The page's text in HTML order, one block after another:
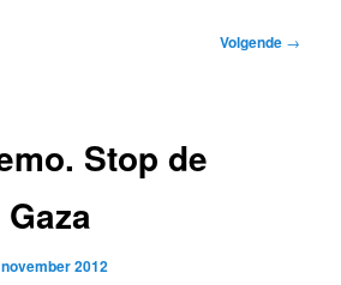
Volgende →
Stop de
2012